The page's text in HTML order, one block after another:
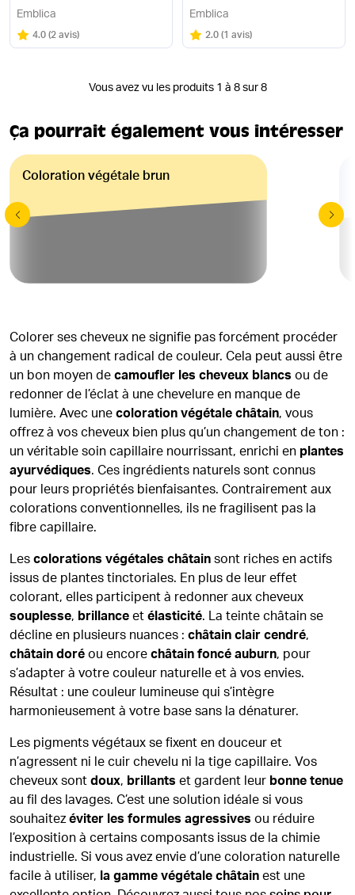
Emblica
Note
4.0 sur 5
(2 avis)
Emblica
Note
2.0 sur 5
(1 avis)
Vous avez vu les produits 1 à 8 sur 8
Ça pourrait également vous intéresser
Coloration végétale brun
Colorer ses cheveux ne signifie pas forcément procéder
à un changement radical de couleur. Cela peut aussi être
un bon moyen de camoufler les cheveux blancs ou de
redonner de l’éclat à une chevelure en manque de
lumière. Avec une coloration végétale châtain, vous
offrez à vos cheveux bien plus qu’un changement de ton :
un véritable soin capillaire nourrissant, enrichi en plantes
ayurvédiques. Ces ingrédients naturels sont connus
pour leurs propriétés bienfaisantes. Contrairement aux
colorations conventionnelles, ils ne fragilisent pas la
fibre capillaire.
Les colorations végétales châtain sont riches en actifs
issus de plantes tinctoriales. En plus de leur effet
colorant, elles participent à redonner aux cheveux
souplesse, brillance et élasticité. La teinte châtain se
décline en plusieurs nuances : châtain clair cendré,
châtain doré ou encore châtain foncé auburn, pour
s’adapter à votre couleur naturelle et à vos envies.
Résultat : une couleur lumineuse qui s’intègre
harmonieusement à votre base sans la dénaturer.
Les pigments végétaux se fixent en douceur et
n’agressent ni le cuir chevelu ni la tige capillaire. Vos
cheveux sont doux, brillants et gardent leur bonne tenue
au fil des lavages. C’est une solution idéale si vous
souhaitez éviter les formules agressives ou réduire
l’exposition à certains composants issus de la chimie
industrielle. Si vous avez envie d’une coloration naturelle
facile à utiliser, la gamme végétale châtain est une